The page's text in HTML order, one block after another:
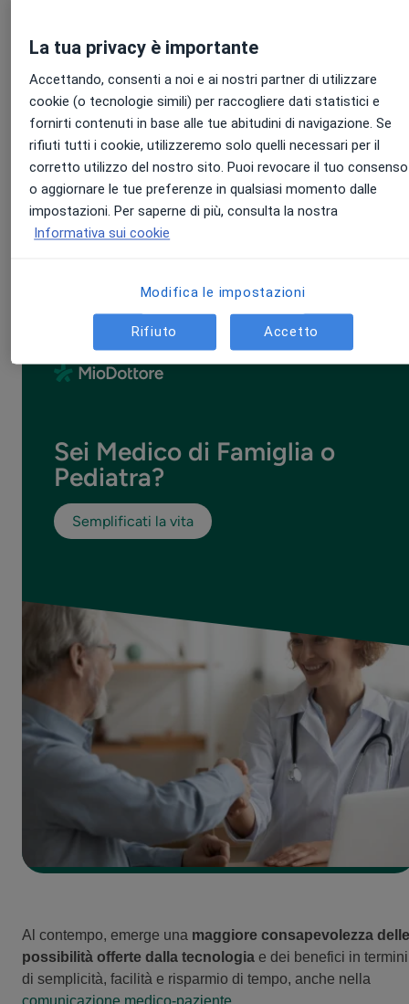
Il livello di soddisfazione rispetto all'accesso ai servizi
sanitari risulta essere inferiore rispetto ad altri paesi
Sei Medico di Famiglia o
Pediatra?
Semplificati la vita
Al contempo, emerge una maggiore consapevolezza delle
possibilità offerte dalla tecnologia e dei benefici in termini
di semplicità, facilità e risparmio di tempo, anche nella
comunicazione medico-paziente
La tua privacy è importante
Accettando, consenti a noi e ai nostri partner di utilizzare
cookie (o tecnologie simili) per raccogliere dati statistici e
fornirti contenuti in base alle tue abitudini di navigazione. Se
rifiuti tutti i cookie, utilizzeremo solo quelli necessari per il
corretto utilizzo del nostro sito. Puoi revocare il tuo consenso
o aggiornare le tue preferenze in qualsiasi momento dalle
impostazioni. Per saperne di più, consulta la nostra
Informativa sui cookie
Modifica le impostazioni
Rifiuto Accetto